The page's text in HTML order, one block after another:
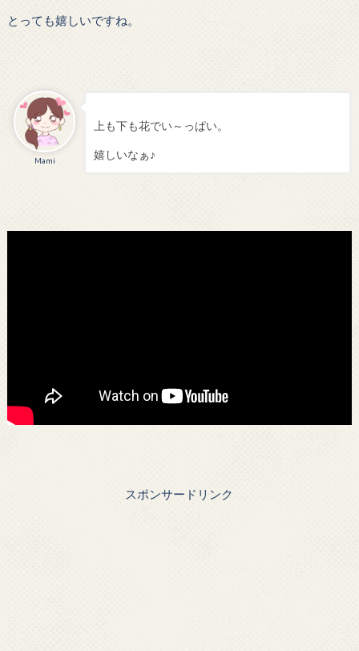
とっても嬉しいですね。
Mami
上も下も花でい～っぱい。
嬉しいなぁ♪
スポンサードリンク